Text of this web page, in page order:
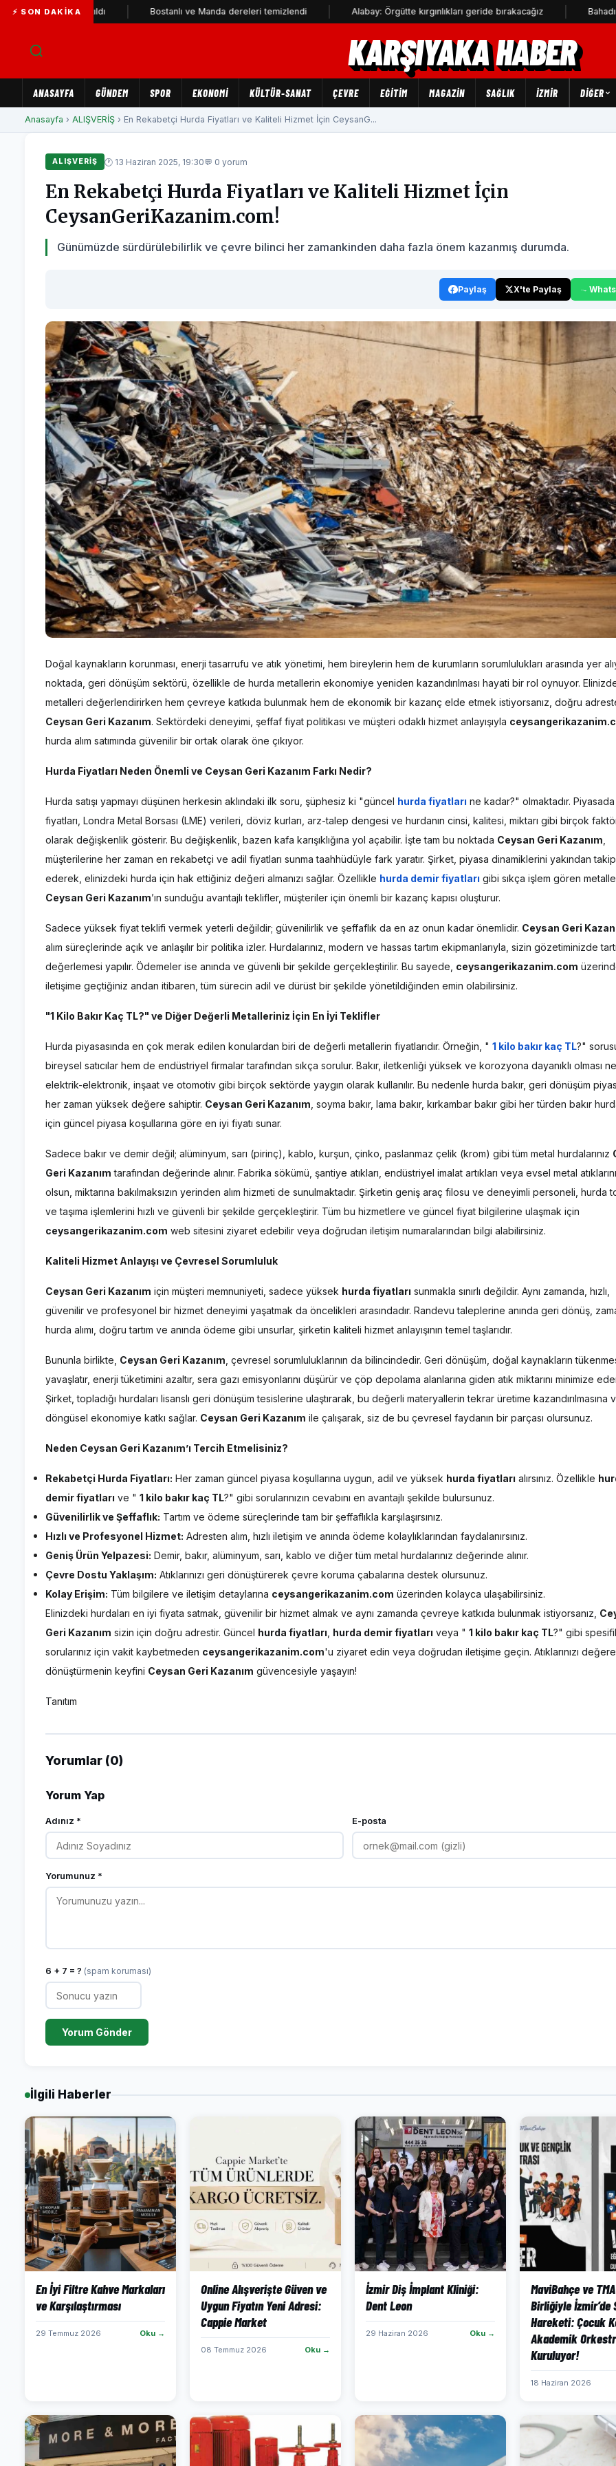
⚡ SON DAKIKA
katıldı Bostanlı ve Manda dereleri temizlendi Alabay: Örgütte kırgınlıkları geride bırakacağız Bahadır Kul: Deniz
KARŞIYAKA HABER
ANASAYFA GÜNDEM SPOR EKONOMİ KÜLTÜR-SANAT ÇEVRE EĞİTİM MAGAZİN SAĞLIK İZMİR DIĞER
Anasayfa › ALIŞVERİŞ › En Rekabetçi Hurda Fiyatları ve Kaliteli Hizmet İçin CeysanG...
ALIŞVERİŞ 🕐 13 Haziran 2025, 19:30💬 0 yorum
En Rekabetçi Hurda Fiyatları ve Kaliteli Hizmet İçin
CeysanGeriKazanim.com!
Günümüzde sürdürülebilirlik ve çevre bilinci her zamankinden daha fazla önem kazanmış durumda.
Paylaş X'te Paylaş
Doğal kaynakların korunması, enerji tasarrufu ve atık yönetimi, hem bireylerin hem de kurumların sorumlulukları arasında yer
noktada, geri dönüşüm sektörü, özellikle de hurda metallerin ekonomiye yeniden kazandırılması hayati bir rol oynuyor.
metalleri değerlendirirken hem çevreye katkıda bulunmak hem de ekonomik bir kazanç elde etmek istiyorsanız, doğru
Ceysan Geri Kazanım. Sektördeki deneyimi, şeffaf fiyat politikası ve müşteri odaklı hizmet anlayışıyla
hurda alım satımında güvenilir bir ortak olarak öne çıkıyor.
Hurda Fiyatları Neden Önemli ve Ceysan Geri Kazanım Farkı Nedir?
Hurda satışı yapmayı düşünen herkesin aklındaki ilk soru, şüphesiz ki "güncel hurda fiyatları ne kadar?" olmaktadır.
fiyatları, Londra Metal Borsası (LME) verileri, döviz kurları, arz-talep dengesi ve hurdanın cinsi, kalitesi, miktarı gibi birçok
olarak değişkenlik gösterir. Bu değişkenlik, bazen kafa karışıklığına yol açabilir. İşte tam bu noktada Ceysan Geri Kazanım
müşterilerine her zaman en rekabetçi ve adil fiyatları sunma taahhüdüyle fark yaratır. Şirket, piyasa dinamiklerini yakından takip
ederek, elinizdeki hurda için hak ettiğiniz değeri almanızı sağlar. Özellikle hurda demir fiyatları gibi sıkça işlem gören
Ceysan Geri Kazanım’ın sunduğu avantajlı teklifler, müşteriler için önemli bir kazanç kapısı oluşturur.
Sadece yüksek fiyat teklifi vermek yeterli değildir; güvenilirlik ve şeffaflık da en az onun kadar önemlidir. Ceysan Geri
alım süreçlerinde açık ve anlaşılır bir politika izler. Hurdalarınız, modern ve hassas tartım ekipmanlarıyla, sizin gözetiminizde
değerlemesi yapılır. Ödemeler ise anında ve güvenli bir şekilde gerçekleştirilir. Bu sayede, ceysangerikazanim.com
iletişime geçtiğiniz andan itibaren, tüm sürecin adil ve dürüst bir şekilde yönetildiğinden emin olabilirsiniz.
"1 Kilo Bakır Kaç TL?" ve Diğer Değerli Metalleriniz İçin En İyi Teklifler
Hurda piyasasında en çok merak edilen konulardan biri de değerli metallerin fiyatlarıdır. Örneğin, " 1 kilo bakır kaç TL?"
bireysel satıcılar hem de endüstriyel firmalar tarafından sıkça sorulur. Bakır, iletkenliği yüksek ve korozyona dayanıklı olması
elektrik-elektronik, inşaat ve otomotiv gibi birçok sektörde yaygın olarak kullanılır. Bu nedenle hurda bakır, geri dönüşüm
her zaman yüksek değere sahiptir. Ceysan Geri Kazanım , soyma bakır, lama bakır, kırkambar bakır gibi her türden bakır
için güncel piyasa koşullarına göre en iyi fiyatı sunar.
Sadece bakır ve demir değil; alüminyum, sarı (pirinç), kablo, kurşun, çinko, paslanmaz çelik (krom) gibi tüm metal hurdalarınız
Geri Kazanım tarafından değerinde alınır. Fabrika sökümü, şantiye atıkları, endüstriyel imalat artıkları veya evsel metal
olsun, miktarına bakılmaksızın yerinden alım hizmeti de sunulmaktadır. Şirketin geniş araç filosu ve deneyimli personeli, hurda
ve taşıma işlemlerini hızlı ve güvenli bir şekilde gerçekleştirir. Tüm bu hizmetlere ve güncel fiyat bilgilerine ulaşmak için
ceysangerikazanim.com web sitesini ziyaret edebilir veya doğrudan iletişim numaralarından bilgi alabilirsiniz.
Kaliteli Hizmet Anlayışı ve Çevresel Sorumluluk
Ceysan Geri Kazanım için müşteri memnuniyeti, sadece yüksek hurda fiyatları sunmakla sınırlı değildir. Aynı zamanda, hızlı,
güvenilir ve profesyonel bir hizmet deneyimi yaşatmak da öncelikleri arasındadır. Randevu taleplerine anında geri dönüş,
hurda alımı, doğru tartım ve anında ödeme gibi unsurlar, şirketin kaliteli hizmet anlayışının temel taşlarıdır.
Bununla birlikte, Ceysan Geri Kazanım , çevresel sorumluluklarının da bilincindedir. Geri dönüşüm, doğal kaynakların
yavaşlatır, enerji tüketimini azaltır, sera gazı emisyonlarını düşürür ve çöp depolama alanlarına giden atık miktarını minimize
Şirket, topladığı hurdaları lisanslı geri dönüşüm tesislerine ulaştırarak, bu değerli materyallerin tekrar üretime kazandırılmasına
döngüsel ekonomiye katkı sağlar. Ceysan Geri Kazanım ile çalışarak, siz de bu çevresel faydanın bir parçası olursunuz.
Neden Ceysan Geri Kazanım’ı Tercih Etmelisiniz?
Rekabetçi Hurda Fiyatları: Her zaman güncel piyasa koşullarına uygun, adil ve yüksek hurda fiyatları alırsınız. Özellikle
demir fiyatları ve " 1 kilo bakır kaç TL?" gibi sorularınızın cevabını en avantajlı şekilde bulursunuz.
Güvenilirlik ve Şeffaflık: Tartım ve ödeme süreçlerinde tam bir şeffaflıkla karşılaşırsınız.
Hızlı ve Profesyonel Hizmet: Adresten alım, hızlı iletişim ve anında ödeme kolaylıklarından faydalanırsınız.
Geniş Ürün Yelpazesi: Demir, bakır, alüminyum, sarı, kablo ve diğer tüm metal hurdalarınız değerinde alınır.
Çevre Dostu Yaklaşım: Atıklarınızı geri dönüştürerek çevre koruma çabalarına destek olursunuz.
Kolay Erişim: Tüm bilgilere ve iletişim detaylarına ceysangerikazanim.com üzerinden kolayca ulaşabilirsiniz.
Elinizdeki hurdaları en iyi fiyata satmak, güvenilir bir hizmet almak ve aynı zamanda çevreye katkıda bulunmak istiyorsanız,
Geri Kazanım sizin için doğru adrestir. Güncel hurda fiyatları hurda demir fiyatları veya " 1 kilo bakır kaç TL?" gibi
sorularınız için vakit kaybetmeden ceysangerikazanim.com'u ziyaret edin veya doğrudan iletişime geçin. Atıklarınızı değere
dönüştürmenin keyfini Ceysan Geri Kazanım güvencesiyle yaşayın!
Tanıtım
Yorumlar (0)
Yorum Yap
Adınız * E-posta
Yorumunuz *
6 + 7 = ? (spam koruması)
Yorum Gönder
İlgili Haberler
En İyi Filtre Kahve Markaları
ve Karşılaştırması
29 Temmuz 2026 Oku →
Online Alışverişte Güven ve
Uygun Fiyatın Yeni Adresi:
Cappie Market
08 Temmuz 2026 Oku →
İzmir Diş İmplant Kliniği:
Dent Leon
29 Haziran 2026 Oku →
MaviBahçe ve
Birliğiyle İzmir’de
Hareketi: Çocuk
Akademik
Kuruluyor!
18 Haziran 2026